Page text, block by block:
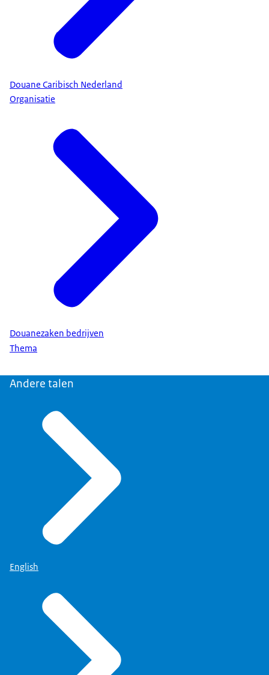
Douane Caribisch Nederland
Organisatie
Douanezaken bedrijven
Thema
Andere talen
English